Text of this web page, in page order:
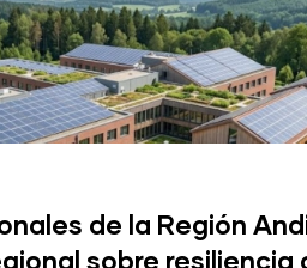
de la Región
sobre resiliencia